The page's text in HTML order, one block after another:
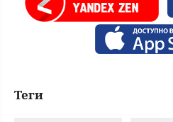
Теги